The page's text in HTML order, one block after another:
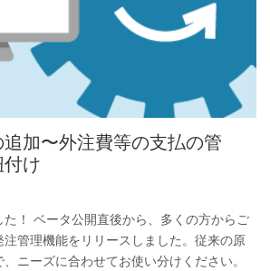
加〜外注費等の支払の管
け
！ ベータ公開直後から、多くの方からご
管理機能をリリースしました。従来の原
ニーズに合わせてお使い分けください。